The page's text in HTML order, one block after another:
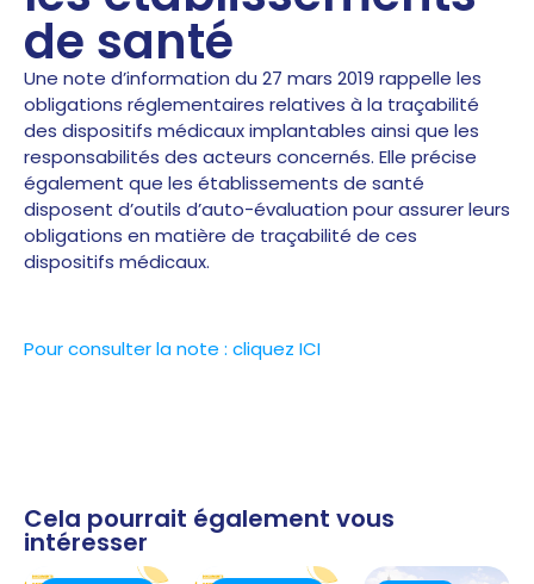
de santé
Une note d’information du 27 mars 2019 rappelle les
obligations réglementaires relatives à la traçabilité
des dispositifs médicaux implantables ainsi que les
responsabilités des acteurs concernés. Elle précise
également que les établissements de santé
disposent d’outils d’auto-évaluation pour assurer leurs
obligations en matière de traçabilité de ces
dispositifs médicaux.
Pour consulter la note : cliquez ICI
Cela pourrait également vous
intéresser